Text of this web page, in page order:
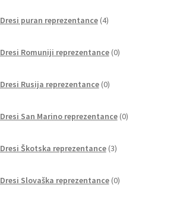
Dresi puran reprezentance 4izdelki
Dresi Romuniji reprezentance 0izdelkov
Dresi Rusija reprezentance 0izdelkov
Dresi San Marino reprezentance 0izdelkov
Dresi Škotska reprezentance 3izdelki
Dresi Slovaška reprezentance 0izdelkov